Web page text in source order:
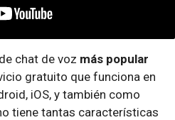
chat de voz más popular
gratuito que funciona en
iOS, y también como
tiene tantas características